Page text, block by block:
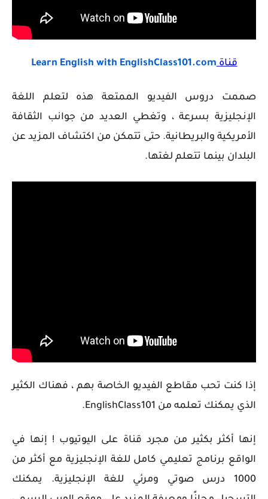
قناةLearn English with EnglishClass101.com
صممت دروس الفيديو الممتعة هذه لتعلم اللغة
الإنجليزية بسرعة ، وتغطي العديد من جوانب الثقافة
الأمريكية والبريطانية. حتى تتمكن من اكتشاف المزيد عن
البلدان بينما تتعلم لغتها.
إذا كنت تحب مقاطع الفيديو الخاصة بهم ، فهناك الكثير
الذي يمكنك تعلمه من EnglishClass101.
إنها أكثر بكثير من مجرد قناة على اليوتيوب ! إنها في
الواقع برنامج تعليمي كامل للغة الإنجليزية مع أكثر من
1000 درس صوتي ومرئي للغة الإنجليزية. يمكنك